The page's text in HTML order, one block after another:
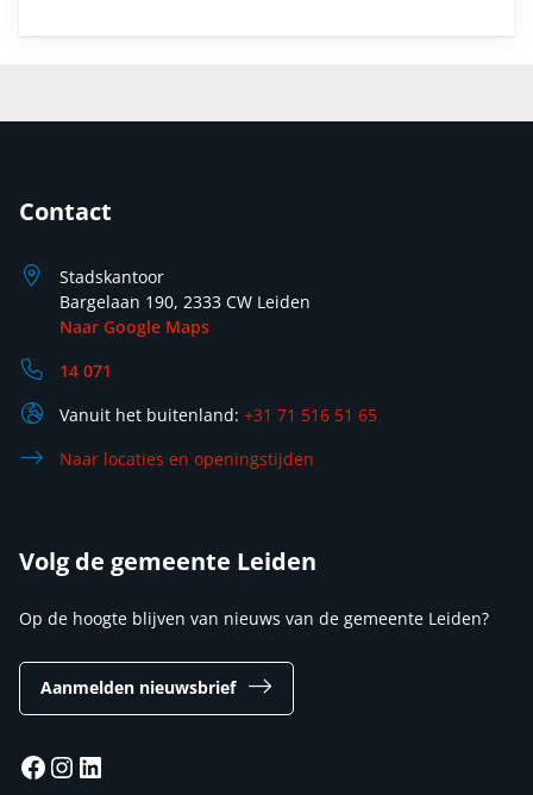
Contact
Stadskantoor
Bargelaan 190, 2333 CW Leiden
Naar Google Maps
14 071
Vanuit het buitenland: +31 71 516 51 65
Naar locaties en openingstijden
Volg de gemeente Leiden
Op de hoogte blijven van nieuws van de gemeente Leiden?
Aanmelden nieuwsbrief
Facebook
Instagram
LinkedIn